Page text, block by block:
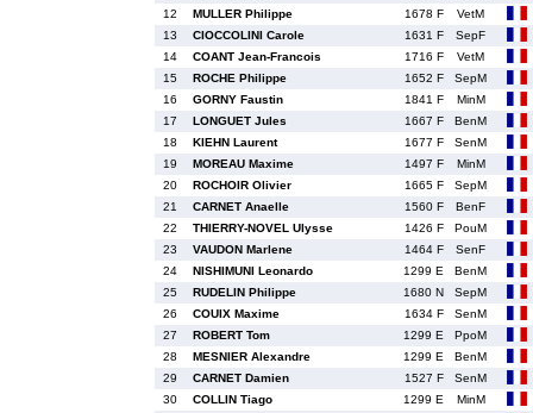
12
MULLER Philippe 1678 F
VetM
13
CIOCCOLINI Carole 1631 F
SepF
14
COANT Jean-Francois 1716 F
VetM
15
ROCHE Philippe 1652 F
SepM
16
GORNY Faustin 1841 F
MinM
17
LONGUET Jules 1667 F
BenM
18
KIEHN Laurent 1677 F
SenM
19
MOREAU Maxime 1497 F
MinM
20
ROCHOIR Olivier 1665 F
SepM
21
CARNET Anaelle 1560 F
BenF
22
THIERRY-NOVEL Ulysse 1426 F
PouM
23
VAUDON Marlene 1464 F
SenF
24
NISHIMUNI Leonardo 1299 E
BenM
25
RUDELIN Philippe 1680 N
SepM
26
COUIX Maxime 1634 F
SenM
27
ROBERT Tom 1299 E
PpoM
28
MESNIER Alexandre 1299 E
BenM
29
CARNET Damien 1527 F
SenM
30
COLLIN Tiago 1299 E
MinM